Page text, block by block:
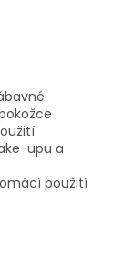
upu a
použití